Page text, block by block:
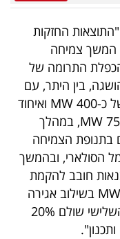
"התוצאות החזקות
מעידות על המשך צמיחה
התרומה של
בין היתר, עם
תחילת הפעלת תחנת צומת בהספק של כ-400 MW ואיחוד
הפעילות של תחנת גת בהספק של כ-75 MW, במהלך
בתנופת הצמיחה
הסולארי, ובהמשך
חובב להקמת
מתקנים סולאריים בהספק של כ-245 MW בשילוב אגירה
של כ-1,375 MWh, במהלך הרבעון השלישי שולם 20%